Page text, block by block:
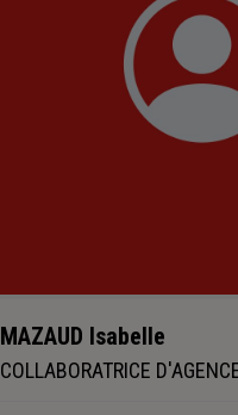
MAZAUD Isabelle
COLLABORATRICE